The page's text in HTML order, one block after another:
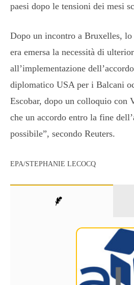
paesi dopo le tensioni dei mesi
Dopo un incontro a Bruxelles, lo
era emersa la necessità di
all’implementazione
diplomatico USA per i Balcani
Escobar, dopo un colloquio con
che un accordo entro la fine
possibile”, secondo Reuters.
EPA/STEPHANIE LECOCQ